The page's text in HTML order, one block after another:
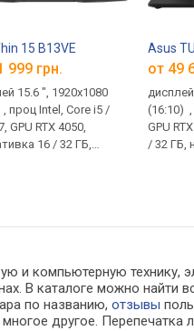
15 B13VE
999 грн.
15.6 ", 1920x1080
проц Intel, Core i5 /
GPU RTX 4050,
16 / 32 ГБ,
Asus
от 49
(16:10) ,
GPU
/ 32 ГБ,
и компьютерную технику,
В каталоге можно
по названию,отзывы
многое другое. Перепечатка